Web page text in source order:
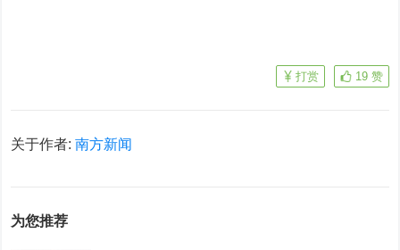
19 赞
打赏
关于作者:南方新闻
为您推荐